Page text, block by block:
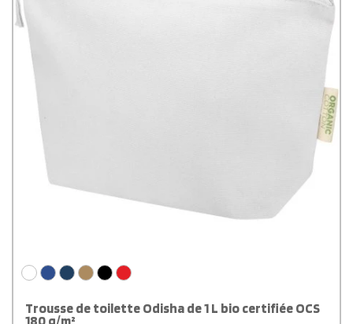
Trousse de toilette Odisha de 1 L bio certifiée OCS